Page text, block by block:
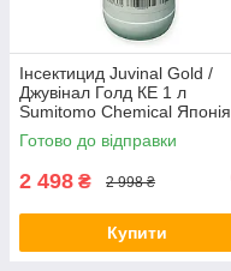
Інсектицид Juvinal Gold /
Джувінал Голд КЕ 1 л
Sumitomo Chemical Японія
Готово до відправки
2 498 ₴ 2 998 ₴
Купити